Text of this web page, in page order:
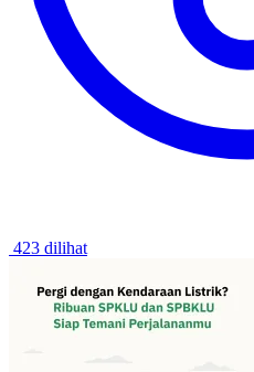
423 dilihat